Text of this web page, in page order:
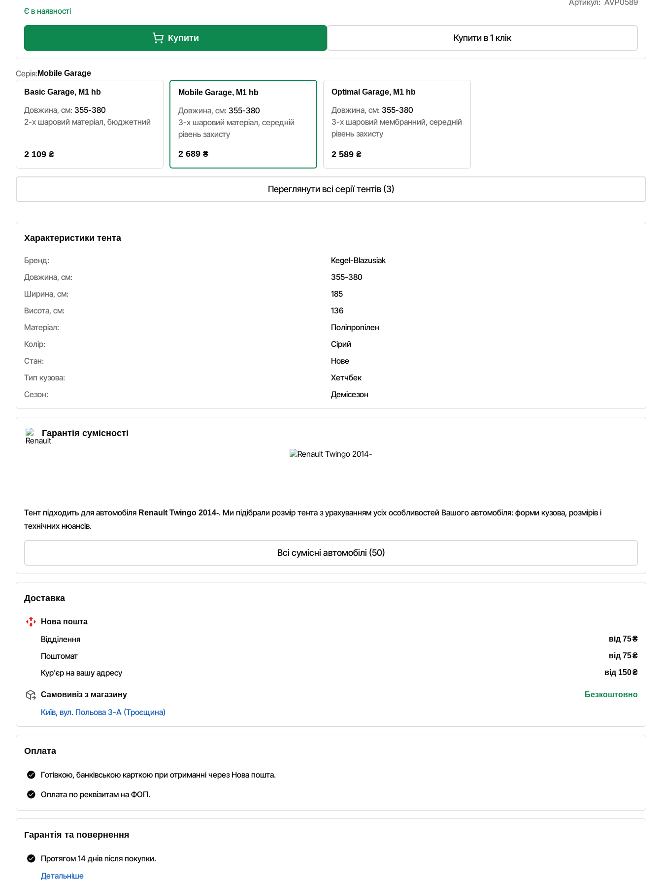
Є в наявності
Артикул: AVP0589
Купити Купити в 1 клік
Серія: Mobile Garage
Basic Garage, M1 hb
Довжина, см: 355-380
2-х шаровий матеріал, бюджетний
2 109 ₴
Mobile Garage, M1 hb
Довжина, см: 355-380
3-х шаровий матеріал, cередній
рівень захисту
2 689 ₴
Optimal Garage, M1 hb
Довжина, см: 355-380
3-х шаровий мембранний, середній
рівень захисту
2 589 ₴
Переглянути всі серії тентів (3)
Характеристики тента
Бренд:
Kegel-Blazusiak
Довжина, см:
355-380
Ширина, см:
185
Висота, см:
136
Матеріал:
Поліпропілен
Колір:
Сірий
Стан:
Нове
Тип кузова:
Хетчбек
Сезон:
Демісезон
Гарантія сумісності
Тент підходить для автомобіля Renault Twingo 2014-. Ми підібрали розмір тента з урахуванням усіх особливостей Вашого автомобіля: форми кузова, розмірів і
технічних нюансів.
Всі сумісні автомобілі (50)
Доставка
Нова пошта
Відділення від 75₴
Поштомат
від 75₴
Кур'єр на вашу адресу
від 150₴
Самовивіз з магазину Безкоштовно
Київ, вул. Польова 3-А (Троєщина)
Оплата
Готівкою, банківською карткою при отриманні через Нова пошта.
Оплата по реквізитам на ФОП.
Гарантія та повернення
Протягом 14 днів після покупки.
Детальніше